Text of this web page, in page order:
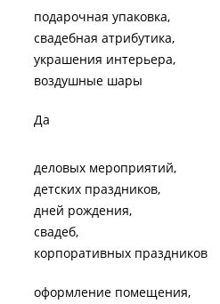
подарочная упаковка
свадебная атрибутика
украшения интерьера
воздушные шары
Да
деловых мероприятий
детских праздников
дней рождения
свадеб
корпоративных праздников
оформление помещения